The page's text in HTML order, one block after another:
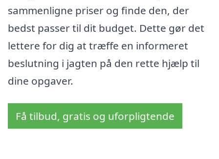
sammenligne priser og finde den, der
bedst passer til dit budget. Dette gør det
lettere for dig at træffe en informeret
beslutning i jagten på den rette hjælp til
dine opgaver.
Få tilbud, gratis og uforpligtende